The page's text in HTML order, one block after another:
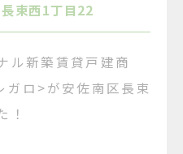
束西1丁目22
ル新築賃貸戸建商
ガロ>が安佐南区長束
！